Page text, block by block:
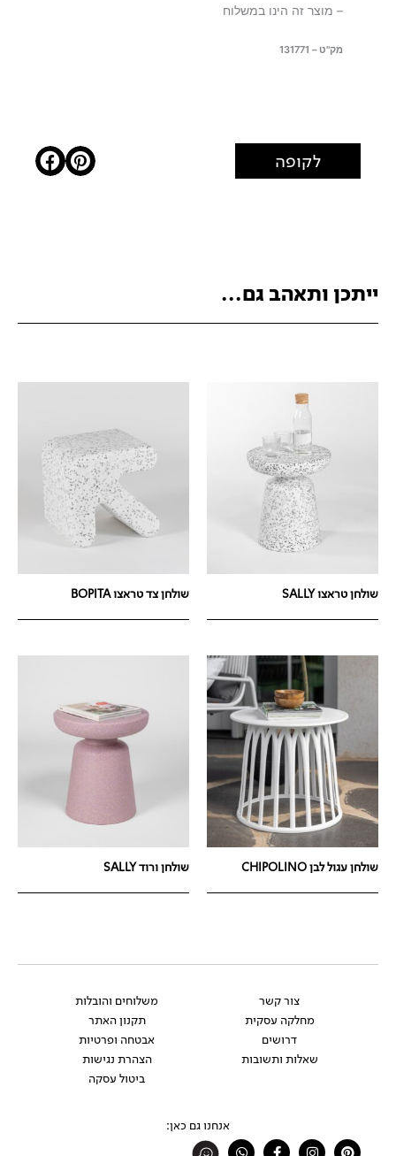
– מוצר זה הינו במשלוח
מק"ט – 131771
לקופה
ייתכן ותאהב גם...
שולחן טראצו SALLY שולחן צד טראצו BOPITA
שולחן עגול לבן CHIPOLINO שולחן ורוד SALLY
צור קשר
מחלקה עסקית
דרושים
שאלות ותשובות
משלוחים והובלות
תקנון האתר
אבטחה ופרטיות
הצהרת נגישות
ביטול עסקה
אנחנו גם כאן:
Pinterest
Instagram
Facebook-
Whatsapp